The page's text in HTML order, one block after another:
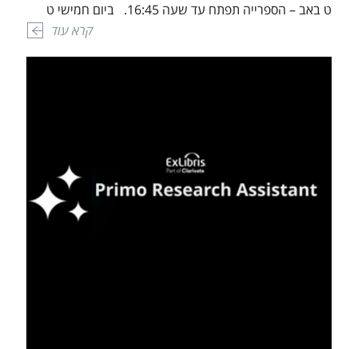
ט באב – הספרייה תפתח עד שעה 16:45. ביום חמישי ט
קרא עוד